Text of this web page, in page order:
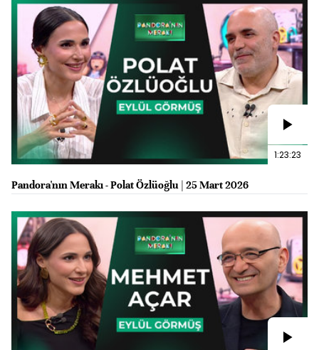
1:23:23
Pandora'nın Merakı - Polat Özlüoğlu | 25 Mart 2026